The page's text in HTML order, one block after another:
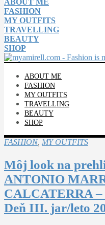
ABOUT ME
FASHION
MY OUTFITS
TRAVELLING
BEAUTY
SHOP
ABOUT ME
FASHION
MY OUTFITS
TRAVELLING
BEAUTY
SHOP
FASHION, MY OUTFITS
Môj look na
ANTONIO
CALCATERRA
Deň III. jar/leto